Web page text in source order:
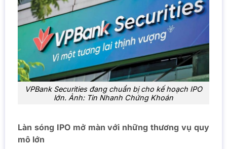
VPBank Securities đang chuẩn bị cho kế hoạch IPO
lớn. Ảnh: Tin Nhanh Chứng Khoán
Làn sóng IPO mở màn với những thương vụ quy
mô lớn